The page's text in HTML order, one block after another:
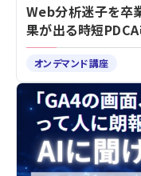
Web分析迷子を
果が出る時短
オンデマンド講座